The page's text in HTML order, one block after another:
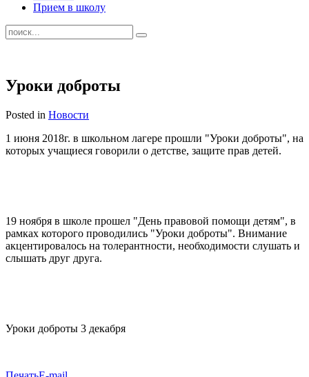
Прием в школу
Уроки доброты
Posted in Новости
1 июня 2018г. в школьном лагере прошли "Уроки доброты", на
которых учащиеся говорили о детстве, защите прав детей.
19 ноября в школе прошел "День правовой помощи детям", в
рамках которого проводились "Уроки доброты". Внимание
акцентировалось на толерантности, необходимости слушать и
слышать друг друга.
Уроки доброты 3 декабря